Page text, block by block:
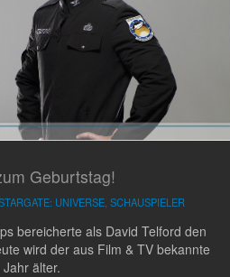
Geburtstag!
UNIVERSE, SCHAUSPIELER
bereicherte als David Telford den
wird der aus Film & TV bekannte
älter.